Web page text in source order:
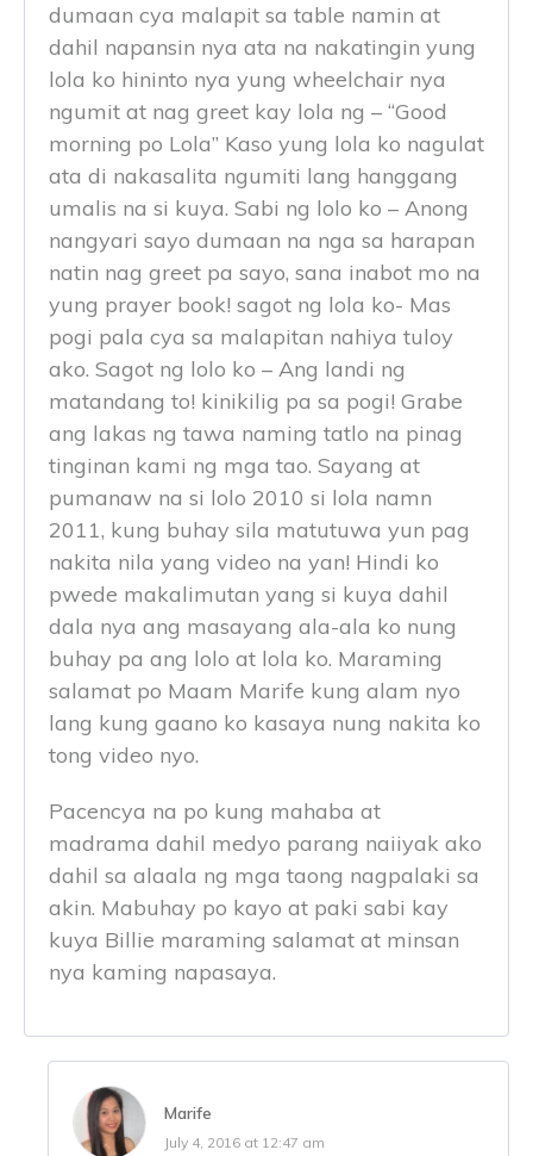
dumaan cya malapit sa table namin at
dahil napansin nya ata na nakatingin yung
lola ko hininto nya yung wheelchair nya
ngumit at nag greet kay lola ng – “Good
morning po Lola” Kaso yung lola ko nagulat
ata di nakasalita ngumiti lang hanggang
umalis na si kuya. Sabi ng lolo ko – Anong
nangyari sayo dumaan na nga sa harapan
natin nag greet pa sayo, sana inabot mo na
yung prayer book! sagot ng lola ko- Mas
pogi pala cya sa malapitan nahiya tuloy
ako. Sagot ng lolo ko – Ang landi ng
matandang to! kinikilig pa sa pogi! Grabe
ang lakas ng tawa naming tatlo na pinag
tinginan kami ng mga tao. Sayang at
pumanaw na si lolo 2010 si lola namn
2011, kung buhay sila matutuwa yun pag
nakita nila yang video na yan! Hindi ko
pwede makalimutan yang si kuya dahil
dala nya ang masayang ala-ala ko nung
buhay pa ang lolo at lola ko. Maraming
salamat po Maam Marife kung alam nyo
lang kung gaano ko kasaya nung nakita ko
tong video nyo.
Pacencya na po kung mahaba at
madrama dahil medyo parang naiiyak ako
dahil sa alaala ng mga taong nagpalaki sa
akin. Mabuhay po kayo at paki sabi kay
kuya Billie maraming salamat at minsan
nya kaming napasaya.
Marife
July 4, 2016 at 12:47 am